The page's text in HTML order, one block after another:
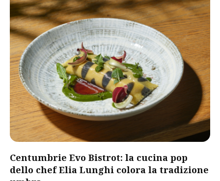
Centumbrie Evo Bistrot: la cucina pop
dello chef Elia Lunghi colora la tradizione